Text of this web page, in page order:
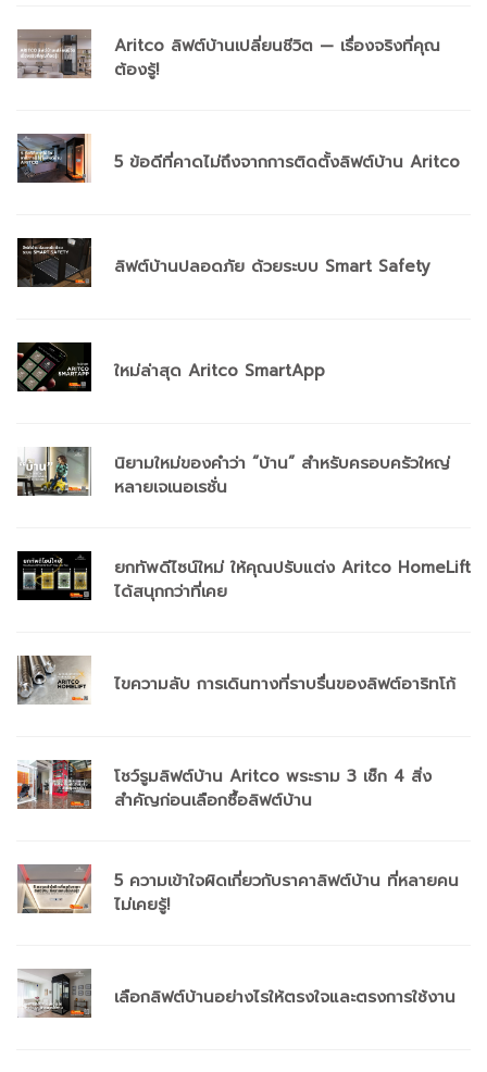
Aritco ลิฟต์บ้านเปลี่ยนชีวิต — เรื่องจริงที่คุณ
ต้องรู้!
5 ข้อดีที่คาดไม่ถึงจากการติดตั้งลิฟต์บ้าน Aritco
ลิฟต์บ้านปลอดภัย ด้วยระบบ Smart Safety
ใหม่ล่าสุด Aritco SmartApp
นิยามใหม่ของคำว่า “บ้าน” สำหรับครอบครัวใหญ่
หลายเจเนอเรชั่น
ยกทัพดีไซน์ใหม่ ให้คุณปรับแต่ง Aritco HomeLift
ได้สนุกกว่าที่เคย
ไขความลับ การเดินทางที่ราบรื่นของลิฟต์อาริทโก้
โชว์รูมลิฟต์บ้าน Aritco พระราม 3 เช็ก 4 สิ่ง
สำคัญก่อนเลือกซื้อลิฟต์บ้าน
5 ความเข้าใจผิดเกี่ยวกับราคาลิฟต์บ้าน ที่หลายคน
ไม่เคยรู้!
เลือกลิฟต์บ้านอย่างไรให้ตรงใจและตรงการใช้งาน